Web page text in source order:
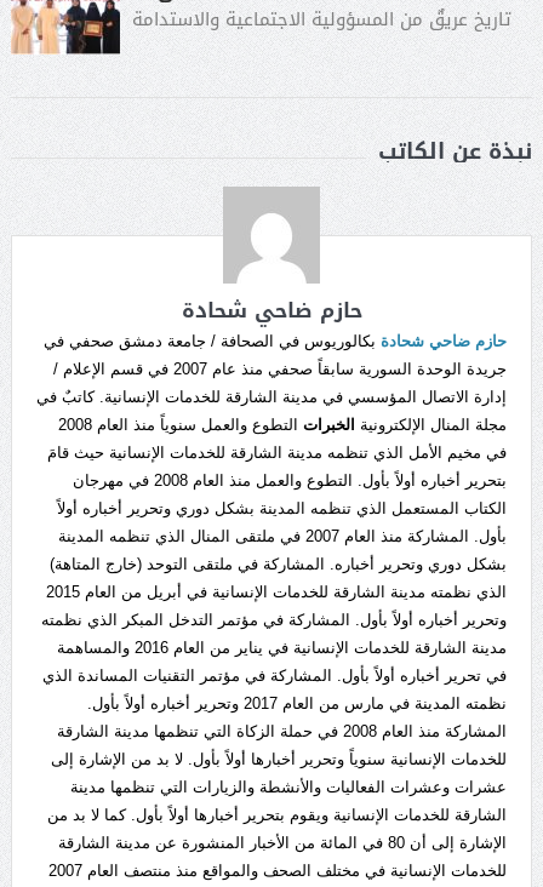
تاريخ عريقٌ من المسؤولية الاجتماعية والاستدامة
نبذة عن الكاتب
حازم ضاحي شحادة
حازم ضاحي شحادة بكالوريوس في الصحافة / جامعة دمشق صحفي في
جريدة الوحدة السورية سابقاً صحفي منذ عام 2007 في قسم الإعلام /
إدارة الاتصال المؤسسي في مدينة الشارقة للخدمات الإنسانية. كاتبٌ في
مجلة المنال الإلكترونية الخبرات
التطوع والعمل سنوياً منذ العام 2008
في مخيم الأمل الذي تنظمه مدينة الشارقة للخدمات الإنسانية حيث قامَ
بتحرير أخباره أولاً بأول. التطوع والعمل منذ العام 2008 في مهرجان
الكتاب المستعمل الذي تنظمه المدينة بشكل دوري وتحرير أخباره أولاً
بأول. المشاركة منذ العام 2007 في ملتقى المنال الذي تنظمه المدينة
بشكل دوري وتحرير أخباره. المشاركة في ملتقى التوحد (خارج المتاهة)
الذي نظمته مدينة الشارقة للخدمات الإنسانية في أبريل من العام 2015
وتحرير أخباره أولاً بأول. المشاركة في مؤتمر التدخل المبكر الذي نظمته
مدينة الشارقة للخدمات الإنسانية في يناير من العام 2016 والمساهمة
في تحرير أخباره أولاً بأول. المشاركة في مؤتمر التقنيات المساندة الذي
نظمته المدينة في مارس من العام 2017 وتحرير أخباره أولاً بأول.
المشاركة منذ العام 2008 في حملة الزكاة التي تنظمها مدينة الشارقة
للخدمات الإنسانية سنوياً وتحرير أخبارها أولاً بأول. لا بد من الإشارة إلى
عشرات وعشرات الفعاليات والأنشطة والزيارات التي تنظمها مدينة
الشارقة للخدمات الإنسانية ويقوم بتحرير أخبارها أولاً بأول. كما لا بد من
الإشارة إلى أن 80 في المائة من الأخبار المنشورة عن مدينة الشارقة
للخدمات الإنسانية في مختلف الصحف والمواقع منذ منتصف العام 2007